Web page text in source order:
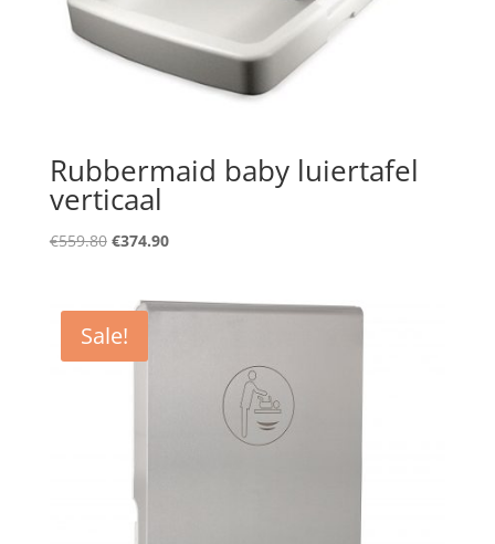
Rubbermaid baby luiertafel
verticaal
€559.80 Original
€559.80.
€374.90Current
€374.90.
Sale!